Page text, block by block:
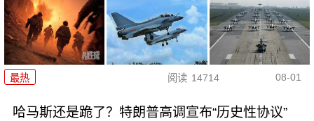
最热 阅读 14714 08-01
哈马斯还是跪了？特朗普高调宣布“历史性协议”